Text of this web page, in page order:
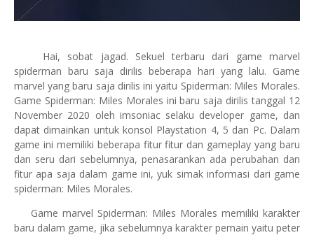
Hai, sobat jagad. Sekuel terbaru dari game marvel
spiderman baru saja dirilis beberapa hari yang lalu. Game
marvel yang baru saja dirilis ini yaitu Spiderman: Miles Morales.
Game Spiderman: Miles Morales ini baru saja dirilis tanggal 12
November 2020 oleh imsoniac selaku developer game, dan
dapat dimainkan untuk konsol Playstation 4, 5 dan Pc. Dalam
game ini memiliki beberapa fitur fitur dan gameplay yang baru
dan seru dari sebelumnya, penasarankan ada perubahan dan
fitur apa saja dalam game ini, yuk simak informasi dari game
spiderman: Miles Morales.
Game marvel Spiderman: Miles Morales memiliki karakter
baru dalam game, jika sebelumnya karakter pemain yaitu peter